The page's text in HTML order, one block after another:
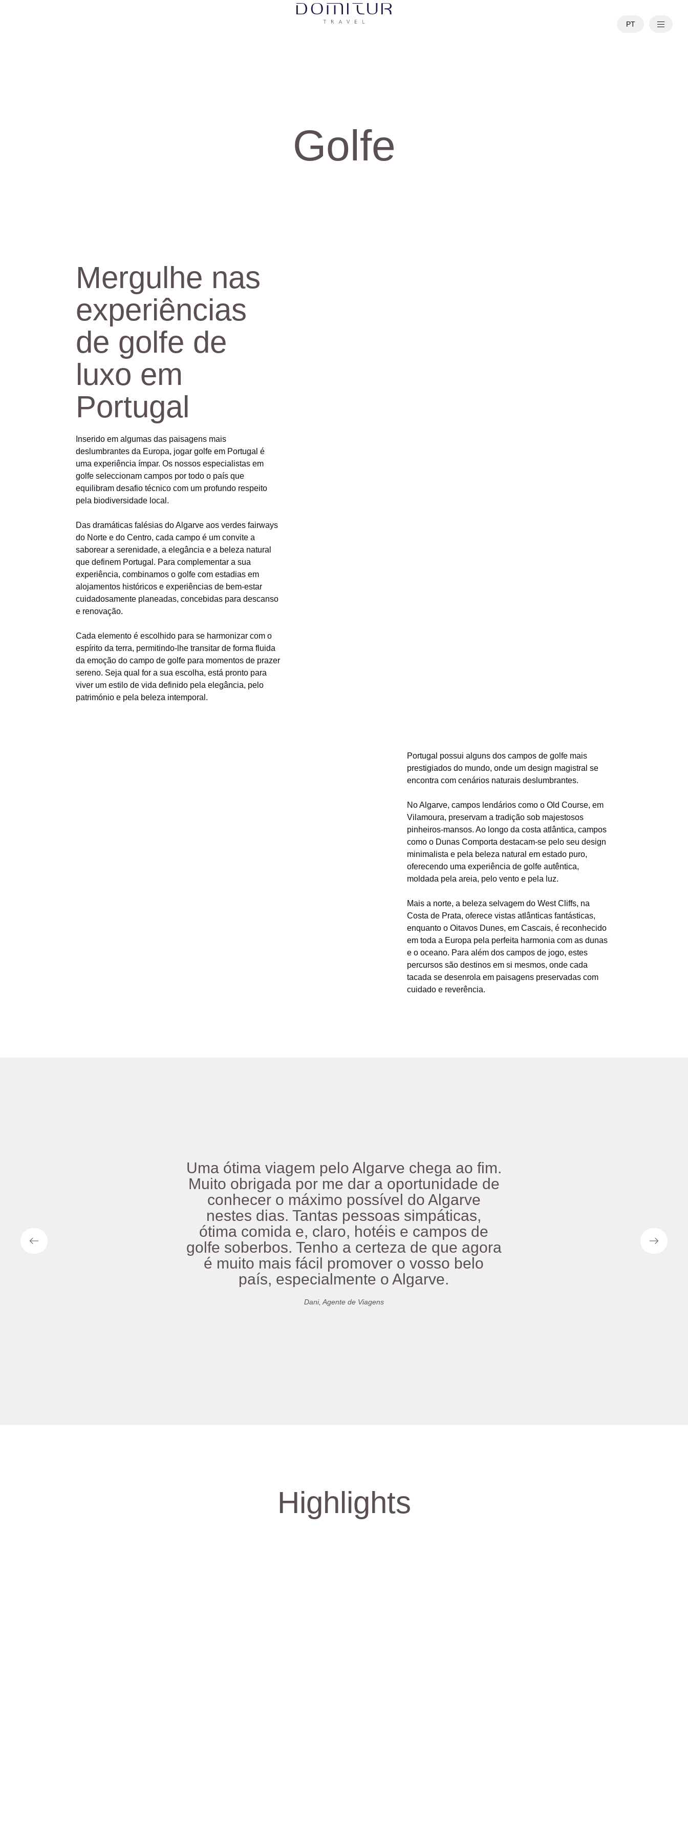
PT
Golfe
Mergulhe nas
experiências
de golfe de
luxo em
Portugal
Inserido em algumas das paisagens mais
deslumbrantes da Europa, jogar golfe em Portugal é
uma experiência ímpar. Os nossos especialistas em
golfe seleccionam campos por todo o país que
equilibram desafio técnico com um profundo respeito
pela biodiversidade local.
Das dramáticas falésias do Algarve aos verdes fairways
do Norte e do Centro, cada campo é um convite a
saborear a serenidade, a elegância e a beleza natural
que definem Portugal. Para complementar a sua
experiência, combinamos o golfe com estadias em
alojamentos históricos e experiências de bem-estar
cuidadosamente planeadas, concebidas para descanso
e renovação.
Cada elemento é escolhido para se harmonizar com o
espírito da terra, permitindo-lhe transitar de forma fluida
da emoção do campo de golfe para momentos de prazer
sereno. Seja qual for a sua escolha, está pronto para
viver um estilo de vida definido pela elegância, pelo
património e pela beleza intemporal.
Portugal possui alguns dos campos de golfe mais
prestigiados do mundo, onde um design magistral se
encontra com cenários naturais deslumbrantes.
No Algarve, campos lendários como o Old Course, em
Vilamoura, preservam a tradição sob majestosos
pinheiros-mansos. Ao longo da costa atlântica, campos
como o Dunas Comporta destacam-se pelo seu design
minimalista e pela beleza natural em estado puro,
oferecendo uma experiência de golfe autêntica,
moldada pela areia, pelo vento e pela luz.
Mais a norte, a beleza selvagem do West Cliffs, na
Costa de Prata, oferece vistas atlânticas fantásticas,
enquanto o Oitavos Dunes, em Cascais, é reconhecido
em toda a Europa pela perfeita harmonia com as dunas
e o oceano. Para além dos campos de jogo, estes
percursos são destinos em si mesmos, onde cada
tacada se desenrola em paisagens preservadas com
cuidado e reverência.
Uma ótima viagem pelo Algarve chega ao fim.
Muito obrigada por me dar a oportunidade de
conhecer o máximo possível do Algarve
nestes dias. Tantas pessoas simpáticas,
ótima comida e, claro, hotéis e campos de
golfe soberbos. Tenho a certeza de que agora
é muito mais fácil promover o vosso belo
país, especialmente o Algarve.
Dani, Agente de Viagens
Highlights